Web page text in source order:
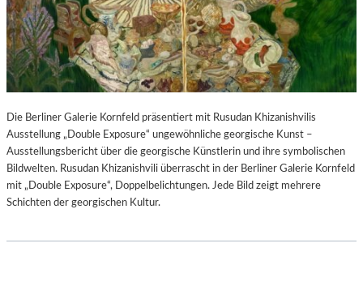
Die Berliner Galerie Kornfeld präsentiert mit Rusudan Khizanishvilis
Ausstellung „Double Exposure“ ungewöhnliche georgische Kunst –
Ausstellungsbericht über die georgische Künstlerin und ihre symbolischen
Bildwelten. Rusudan Khizanishvili überrascht in der Berliner Galerie Kornfeld
mit „Double Exposure“, Doppelbelichtungen. Jede Bild zeigt mehrere
Schichten der georgischen Kultur.